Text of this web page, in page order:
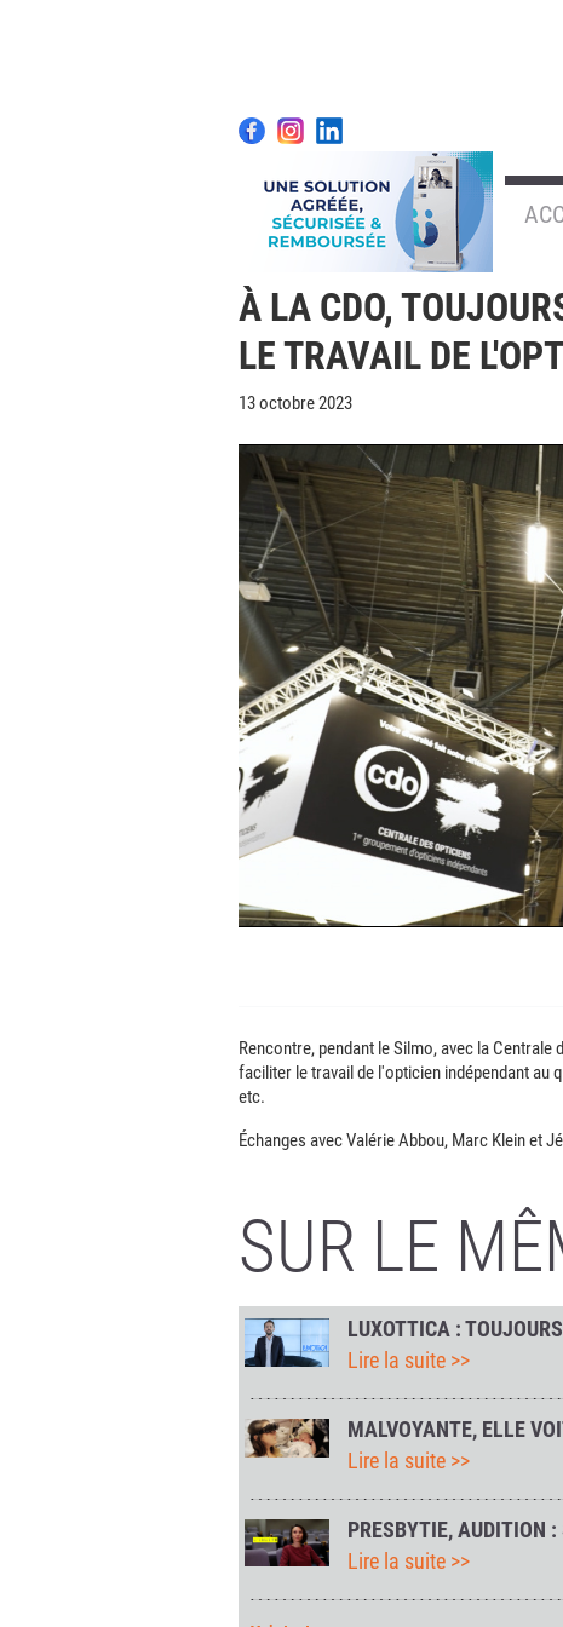
À LA CDO,
LE TRAVAIL DE
13 octobre 2023
Rencontre, pendant le Silmo, avec la
faciliter le travail de l'opticien indépendant au
etc.
Échanges avec Valérie Abbou, Marc Klein et
SUR LE
LUXOTTICA :
Lire la suite >>
MALVOYANTE, ELLE
Lire la suite >>
PRESBYTIE, AUDITION
Lire la suite >>